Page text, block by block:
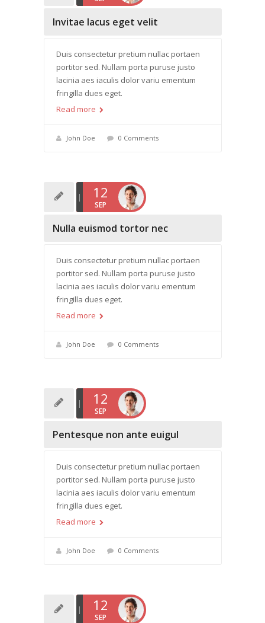
Invitae lacus eget velit
Duis consectetur pretium nullac portaen
portitor sed. Nullam porta puruse justo
lacinia aes iaculis dolor variu ementum
fringilla dues eget.
Read more
John Doe 0 Comments
12
SEP
Nulla euismod tortor nec
Duis consectetur pretium nullac portaen
portitor sed. Nullam porta puruse justo
lacinia aes iaculis dolor variu ementum
fringilla dues eget.
Read more
John Doe 0 Comments
12
SEP
Pentesque non ante euigul
Duis consectetur pretium nullac portaen
portitor sed. Nullam porta puruse justo
lacinia aes iaculis dolor variu ementum
fringilla dues eget.
Read more
John Doe 0 Comments
12
SEP